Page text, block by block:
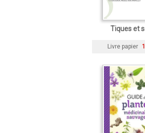
Tiques et
Livre papier